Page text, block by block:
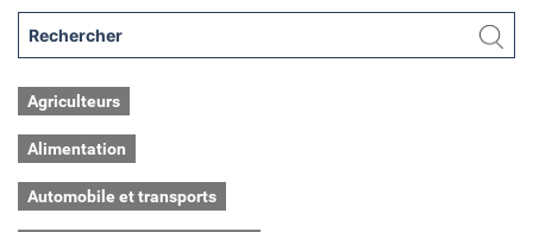
Agriculteurs
Alimentation
Automobile et transports